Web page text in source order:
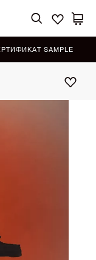
SAMPLE